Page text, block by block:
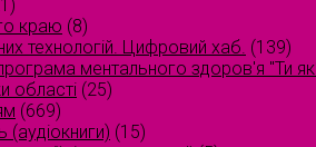
краю (8)
технологій. Цифровий хаб. (139)
ментального здоров'я "Ти
області (25)
(669)
(15)